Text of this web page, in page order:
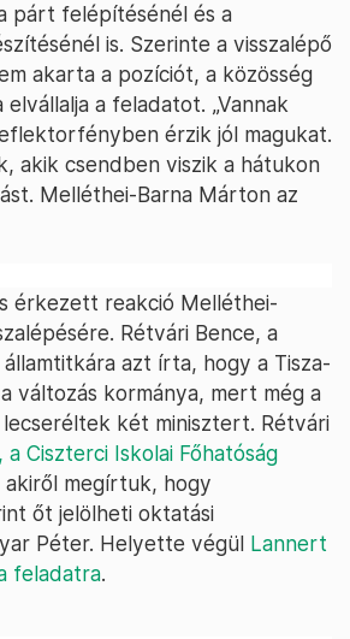
párt felépítésénél és a
is. Szerinte a visszalépő
akarta a pozíciót, a közösség
a feladatot. „Vannak
érzik jól magukat.
akik csendben viszik a hátukon
Melléthei-Barna Márton az
érkezett reakció Melléthei-
Rétvári Bence, a
azt írta, hogy a Tisza-
változás kormánya, mert még a
két minisztert. Rétvári
Ciszterci Iskolai Főhatóság
akiről megírtuk, hogy
őt jelölheti oktatási
Péter. Helyette végül Lannert
feladatra.